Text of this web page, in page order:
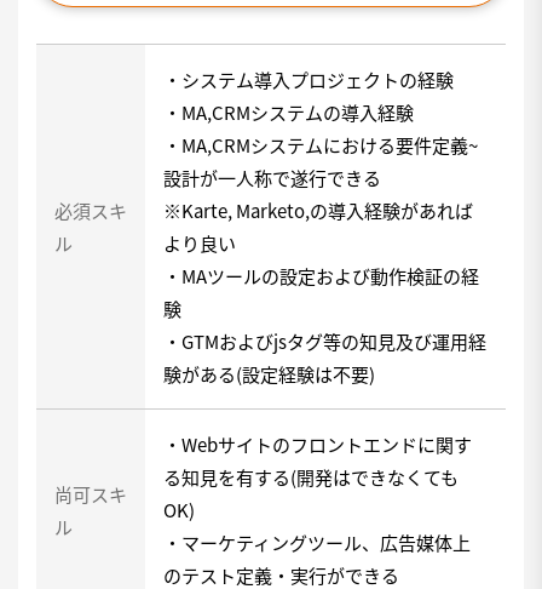
必須スキ
ル
・システム導入プロジェクトの経験
・MA,CRMシステムの導入経験
・MA,CRMシステムにおける要件定義~
設計が一人称で遂行できる
※Karte, Marketo,の導入経験があれば
より良い
・MAツールの設定および動作検証の経
験
・GTMおよびjsタグ等の知見及び運用経
験がある(設定経験は不要)
尚可スキ
ル
・Webサイトのフロントエンドに関す
る知見を有する(開発はできなくても
OK)
・マーケティングツール、広告媒体上
のテスト定義・実行ができる